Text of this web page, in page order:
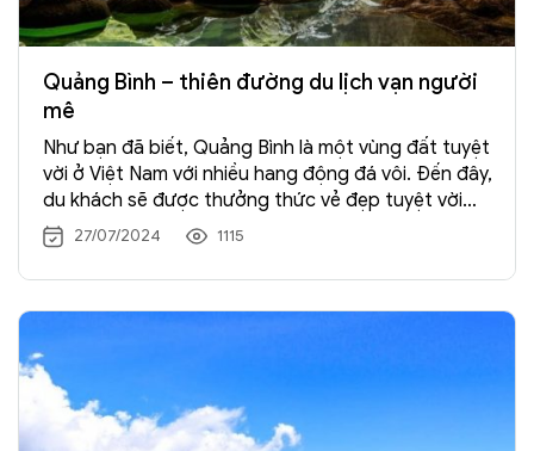
Quảng Bình – thiên đường du lịch vạn người
mê
Như bạn đã biết, Quảng Bình là một vùng đất tuyệt
vời ở Việt Nam với nhiều hang động đá vôi. Đến đây,
du khách sẽ được thưởng thức vẻ đẹp tuyệt vời
của vùng đất này. Trong bài viết dưới đây, chúng
tôi sẽ đưa bạn ghé thăm một số điểm đến tốt nhất
và một vài điều cần làm khi đidu lịch Quảng Bình.
27/07/2024 1115